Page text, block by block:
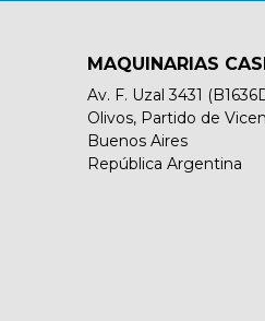
MAQUINARIAS
Av. F. Uzal 3431
Olivos, Partido de
Buenos Aires
República Argentina